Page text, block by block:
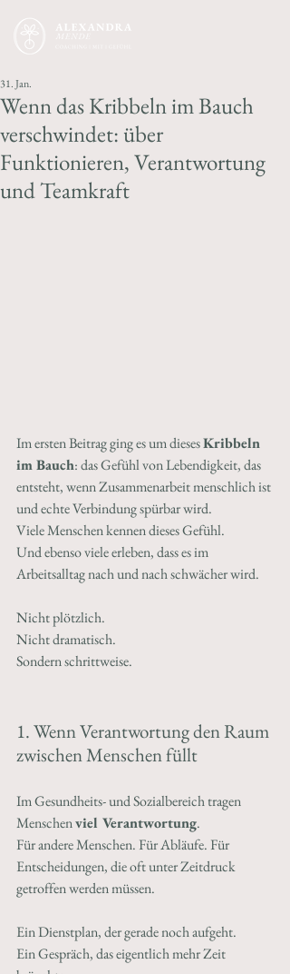
Wenn das Kribbeln im Bauch
verschwindet: über
Funktionieren, Verantwortung
und Teamkraft
31. Jan.
Im ersten Beitrag ging es um dieses Kribbeln
im Bauch: das Gefühl von Lebendigkeit, das
entsteht, wenn Zusammenarbeit menschlich ist
und echte Verbindung spürbar wird.
Viele Menschen kennen dieses Gefühl.
Und ebenso viele erleben, dass es im
Arbeitsalltag nach und nach schwächer wird.
Nicht plötzlich.
Nicht dramatisch.
Sondern schrittweise.
1. Wenn Verantwortung den Raum
zwischen Menschen füllt
Im Gesundheits- und Sozialbereich tragen
Menschen viel Verantwortung.
Für andere Menschen. Für Abläufe. Für
Entscheidungen, die oft unter Zeitdruck
getroffen werden müssen.
Ein Dienstplan, der gerade noch aufgeht.
Ein Gespräch, das eigentlich mehr Zeit